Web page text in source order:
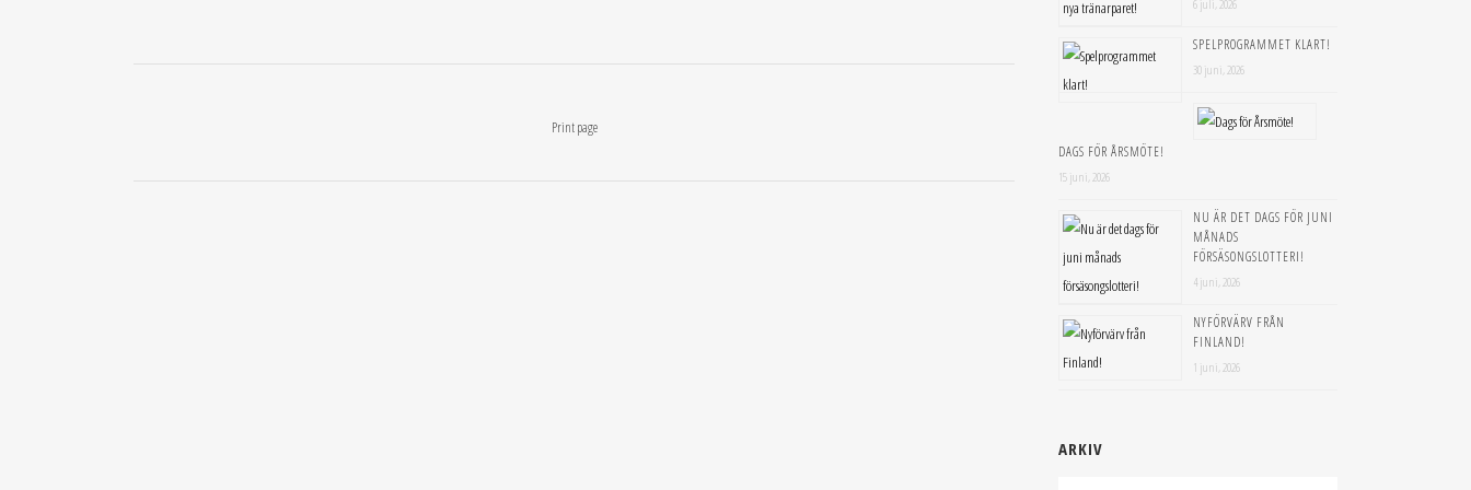
Print page
6 juli, 2026
SPELPROGRAMMET KLART!
30 juni, 2026
DAGS FÖR ÅRSMÖTE!
15 juni, 2026
NU ÄR DET DAGS FÖR JUNI
MÅNADS
FÖRSÄSONGSLOTTERI!
4 juni, 2026
NYFÖRVÄRV FRÅN
FINLAND!
1 juni, 2026
ARKIV